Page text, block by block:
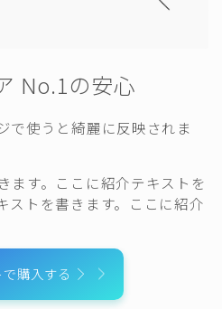
No.1の安心
で使うと綺麗に反映されま
ます。ここに紹介テキストを
ストを書きます。ここに紹介
購入する